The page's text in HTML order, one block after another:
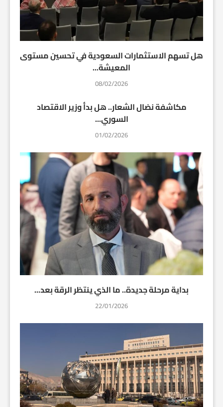
هل تسهم الاستثمارات السعودية في تحسين مستوى
المعيشة...
08/02/2026
مكاشفة نضال الشعار.. هل بدأ وزير الاقتصاد
السوري...
01/02/2026
بداية مرحلة جديدة.. ما الذي ينتظر الرقة بعد...
22/01/2026